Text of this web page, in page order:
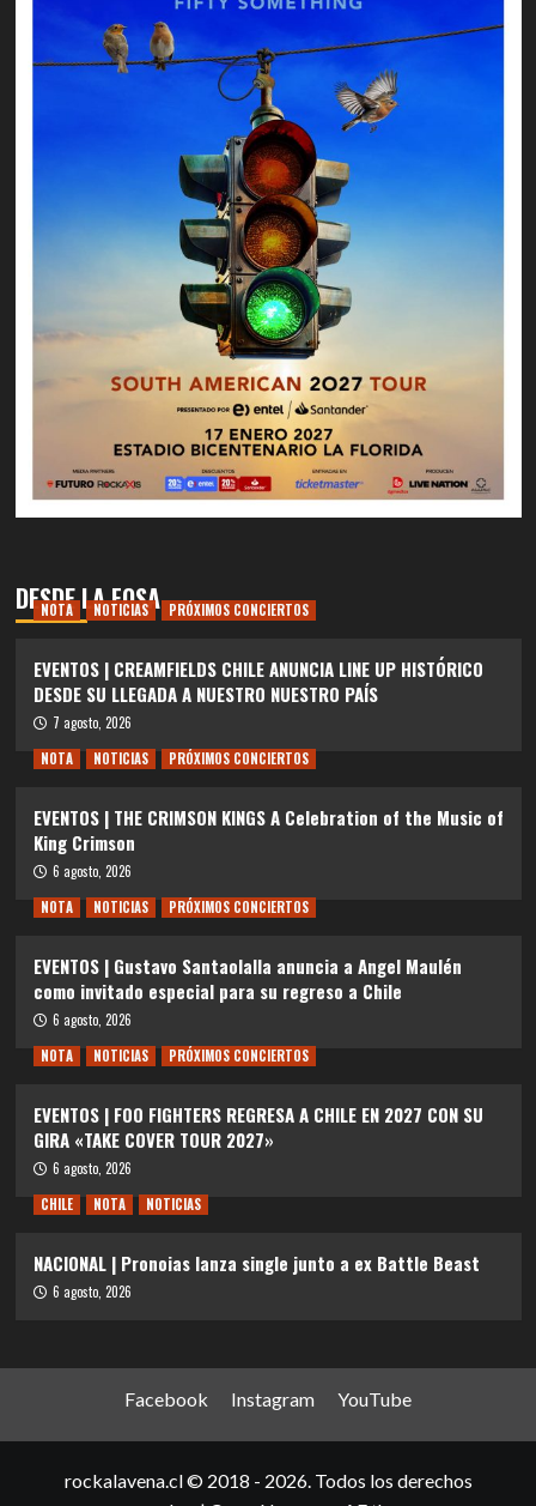
DESDE LA FOSA
NOTA NOTICIAS PRÓXIMOS CONCIERTOS
EVENTOS | CREAMFIELDS CHILE ANUNCIA LINE UP HISTÓRICO
DESDE SU LLEGADA A NUESTRO NUESTRO PAÍS
7 agosto, 2026
NOTA
NOTICIAS PRÓXIMOS CONCIERTOS
EVENTOS | THE CRIMSON KINGS A Celebration of the Music of
King Crimson
6 agosto, 2026
NOTA
NOTICIAS PRÓXIMOS CONCIERTOS
EVENTOS | Gustavo Santaolalla anuncia a Angel Maulén
como invitado especial para su regreso a Chile
6 agosto, 2026
NOTA
NOTICIAS PRÓXIMOS CONCIERTOS
EVENTOS | FOO FIGHTERS REGRESA A CHILE EN 2027 CON SU
GIRA «TAKE COVER TOUR 2027»
6 agosto, 2026
CHILE
NOTA NOTICIAS
NACIONAL | Pronoias lanza single junto a ex Battle Beast
6 agosto, 2026
Facebook Instagram YouTube
rockalavena.cl © 2018 - 2026. Todos los derechos